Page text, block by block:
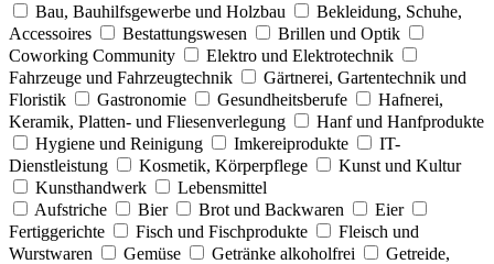
Bau, Bauhilfsgewerbe und Holzbau
Bekleidung, Schuhe,
Accessoires
Bestattungswesen
Brillen und Optik
Coworking Community
Elektro und Elektrotechnik
Fahrzeuge und Fahrzeugtechnik
Gärtnerei, Gartentechnik und
Floristik
Gastronomie Gesundheitsberufe
Hafnerei,
Keramik, Platten- und Fliesenverlegung
Hanf und Hanfprodukte
Hygiene und Reinigung
Imkereiprodukte
IT-
Dienstleistung
Kosmetik, Körperpflege
Kunst und Kultur
Kunsthandwerk
Lebensmittel
Aufstriche
Bier Brot und Backwaren
Eier
Fertiggerichte
Fisch und Fischprodukte
Fleisch und
Wurstwaren
Gemüse Getränke alkoholfrei
Getreide,